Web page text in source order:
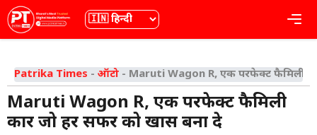
Skip
to
content
भाषा
Patrika Times - ऑटो - Maruti Wagon R, एक परफेक्ट फैमिली
Maruti Wagon R, एक परफेक्ट फैमिली
कार जो हर सफर को खास बना दे